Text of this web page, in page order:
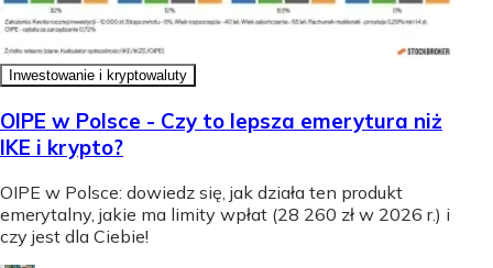
Inwestowanie i kryptowaluty
OIPE w Polsce - Czy to lepsza emerytura niż
IKE i krypto?
OIPE w Polsce: dowiedz się, jak działa ten produkt
emerytalny, jakie ma limity wpłat (28 260 zł w 2026 r.) i
czy jest dla Ciebie!